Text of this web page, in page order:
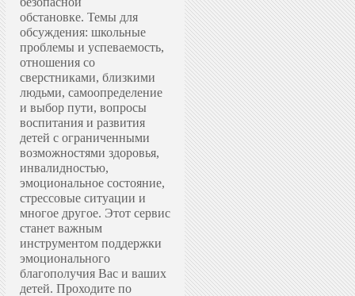
обстановке. Темы для
обсуждения: школьные
проблемы и успеваемость,
отношения со
сверстниками, близкими
людьми, самоопределение
и выбор пути, вопросы
воспитания и развития
детей с ограниченными
возможностями здоровья,
инвалидностью,
эмоциональное состояние,
стрессовые ситуации и
многое другое. Этот сервис
станет важным
инструментом поддержки
эмоционального
благополучия Вас и ваших
детей. Проходите по